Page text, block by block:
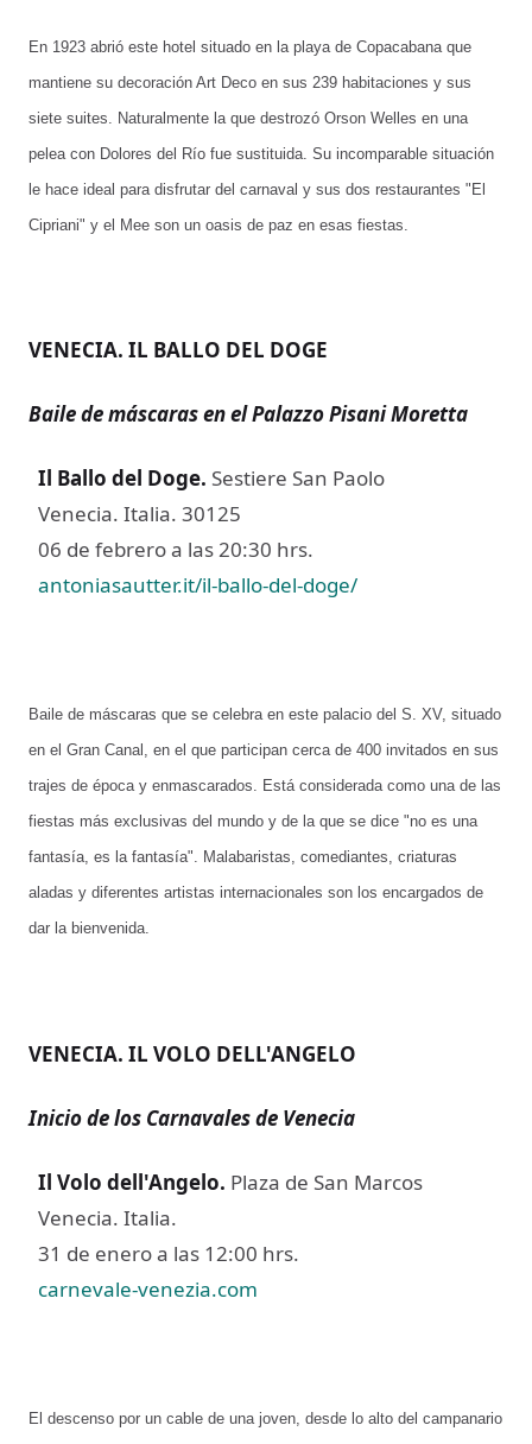
En 1923 abrió este hotel situado en la playa de Copacabana que
mantiene su decoración Art Deco en sus 239 habitaciones y sus
siete suites. Naturalmente la que destrozó Orson Welles en una
pelea con Dolores del Río fue sustituida. Su incomparable situación
le hace ideal para disfrutar del carnaval y sus dos restaurantes "El
Cipriani" y el Mee son un oasis de paz en esas fiestas.
VENECIA. IL BALLO DEL DOGE
Baile de máscaras en el Palazzo Pisani Moretta
Il Ballo del Doge. Sestiere San Paolo
Venecia. Italia. 30125
06 de febrero a las 20:30 hrs.
antoniasautter.it/il-ballo-del-doge/
Baile de máscaras que se celebra en este palacio del S. XV, situado
en el Gran Canal, en el que participan cerca de 400 invitados en sus
trajes de época y enmascarados. Está considerada como una de las
fiestas más exclusivas del mundo y de la que se dice "no es una
fantasía, es la fantasía". Malabaristas, comediantes, criaturas
aladas y diferentes artistas internacionales son los encargados de
dar la bienvenida.
VENECIA. IL VOLO DELL'ANGELO
Inicio de los Carnavales de Venecia
Il Volo dell'Angelo. Plaza de San Marcos
Venecia. Italia.
31 de enero a las 12:00 hrs.
carnevale-venezia.com
El descenso por un cable de una joven, desde lo alto del campanario